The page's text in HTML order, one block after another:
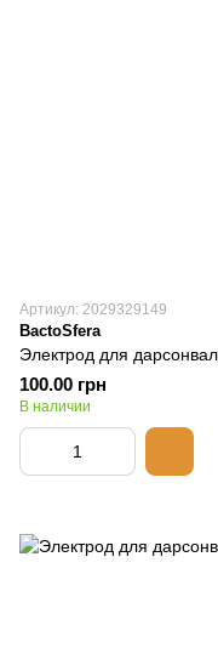
Артикул: 2029329149
BactoSfera
Электрод для
100.00 грн
В наличии